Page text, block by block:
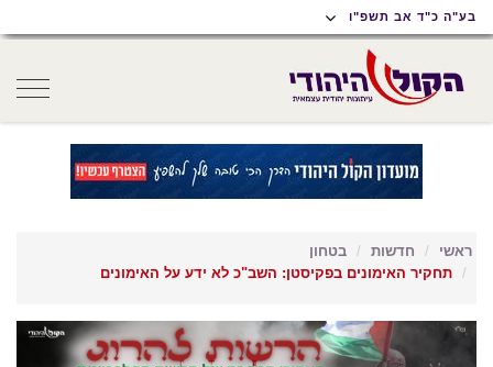
תפריט
נגישות
תפריט
ראשי
תוכן
ראשי
בע"ה כ"ד אב תשפ"ו
ראשי חדשות
בטחון
תחקיר האימונים בפקיסטן: השב"כ לא ידע על האימונים